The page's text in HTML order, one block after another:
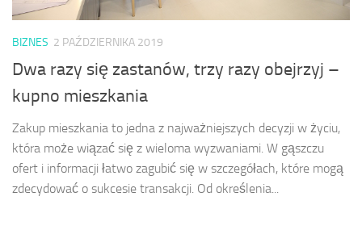
BIZNES 2 PAŹDZIERNIKA 2019
Dwa razy się zastanów, trzy razy obejrzyj –
kupno mieszkania
Zakup mieszkania to jedna z najważniejszych decyzji w życiu,
która może wiązać się z wieloma wyzwaniami. W gąszczu
ofert i informacji łatwo zagubić się w szczegółach, które mogą
zdecydować o sukcesie transakcji. Od określenia...